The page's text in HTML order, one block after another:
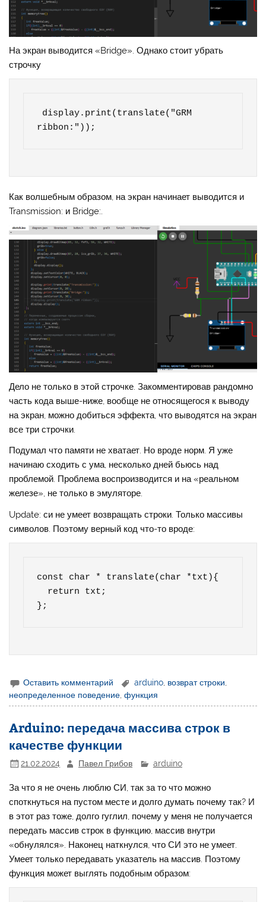
На экран выводится «Bridge». Однако стоит убрать
строчку
ribbon:"));
Как волшебным образом, на экран начинает выводится и
Transmission: и Bridge:.
Дело не только в этой строчке. Закомментировав рандомно
часть кода выше-ниже, вообще не относящегося к выводу
на экран, можно добиться эффекта, что выводятся на экран
все три строчки.
Подумал что памяти не хватает. Но вроде норм. Я уже
начинаю сходить с ума, несколько дней бьюсь над
проблемой. Проблема воспроизводится и на «реальном
железе», не только в эмуляторе.
Update: си не умеет возвращать строки. Только массивы
символов. Поэтому верный код что-то вроде:
const char * translate(char *txt){
};
Оставить комментарий arduino возврат строки
неопределенное поведение ,функция
Arduino: передача массива строк в
качестве функции
21.02.2024 Павел Грибов arduino
За что я не очень люблю СИ, так за то что можно
споткнуться на пустом месте и долго думать почему так? И
в этот раз тоже, долго гуглил, почему у меня не получается
передать массив строк в функцию, массив внутри
«обнулялся». Наконец наткнулся, что СИ это не умеет.
Умеет только передавать указатель на массив. Поэтому
функция может выглять подобным образом: